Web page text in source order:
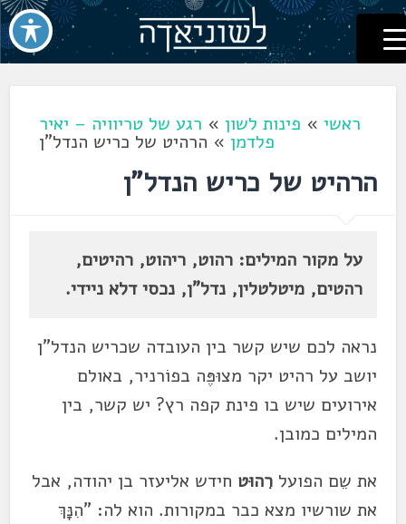
דלג
לתוכן
לשוניאדה
עברית. לשון. שפה
ראשי» פינות לשון » רגע של טריוויה – יאיר
פלדמן » הרהיט של כריש הנדל"ן
הרהיט של כריש הנדל"ן
על מקור המילים: רהוט, ריהוט, רהיטים,
רהטים, מיטלטלין, נדל"ן, נכסי דלא ניידי.
נראה לכם שיש קשר בין העובדה שכריש הנדל"ן
יושב על רהיט יקר מצוּפֶּה בפוֹרניר, באולם
אירועים שיש בו פינת קפה רץ? יש קשר, בין
המילים כמובן.
את שֵם הפועלרִהוּט חידש אליעזר בן יהודה, אבל
את שורשיו מצא כבר במקורות. הוא לה: "הִנָּךְ